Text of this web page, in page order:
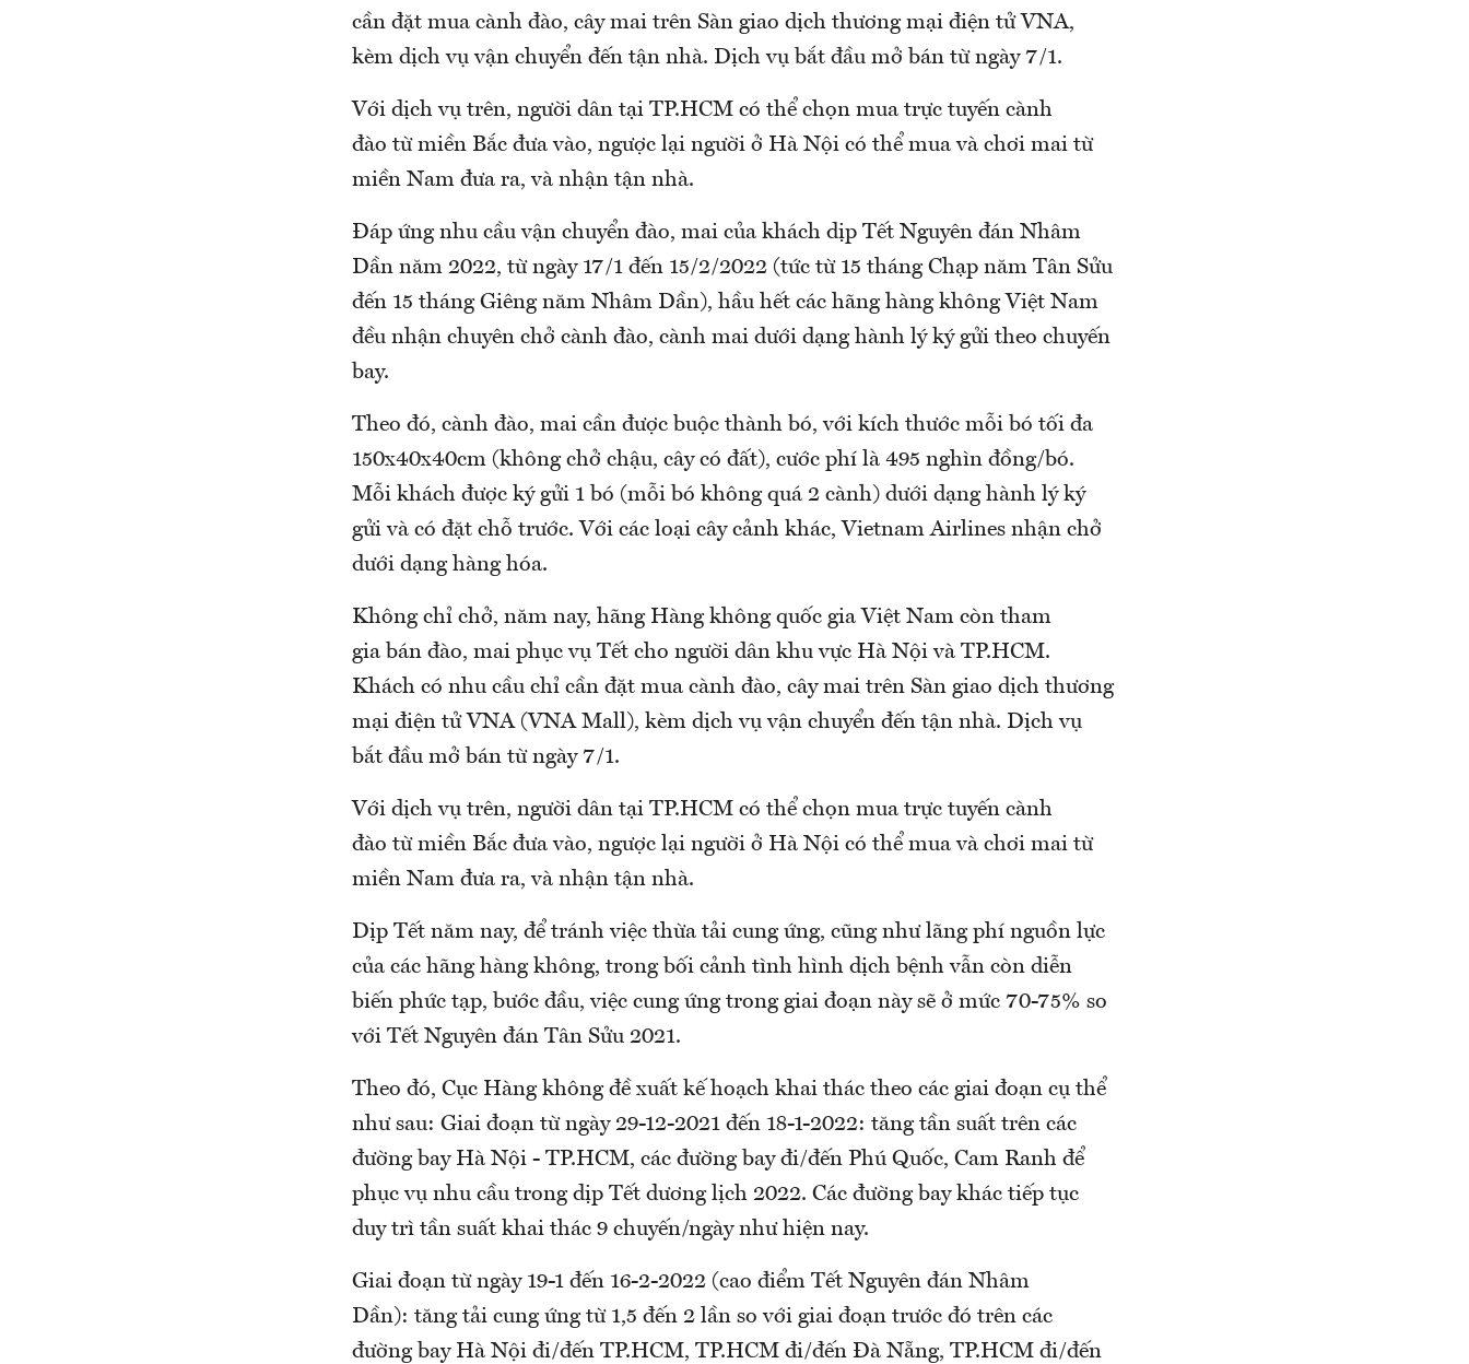
cần đặt mua cành đào, cây mai trên Sàn giao dịch thương mại điện tử VNA,
kèm dịch vụ vận chuyển đến tận nhà. Dịch vụ bắt đầu mở bán từ ngày 7/1.
Với dịch vụ trên, người dân tại TP.HCM có thể chọn mua trực tuyến cành
đào từ miền Bắc đưa vào, ngược lại người ở Hà Nội có thể mua và chơi mai từ
miền Nam đưa ra, và nhận tận nhà.
Đáp ứng nhu cầu vận chuyển đào, mai của khách dịp Tết Nguyên đán Nhâm
Dần năm 2022, từ ngày 17/1 đến 15/2/2022 (tức từ 15 tháng Chạp năm Tân Sửu
đến 15 tháng Giêng năm Nhâm Dần), hầu hết các hãng hàng không Việt Nam
đều nhận chuyên chở cành đào, cành mai dưới dạng hành lý ký gửi theo chuyến
bay.
Theo đó, cành đào, mai cần được buộc thành bó, với kích thước mỗi bó tối đa
150x40x40cm (không chở chậu, cây có đất), cước phí là 495 nghìn đồng/bó.
Mỗi khách được ký gửi 1 bó (mỗi bó không quá 2 cành) dưới dạng hành lý ký
gửi và có đặt chỗ trước. Với các loại cây cảnh khác, Vietnam Airlines nhận chở
dưới dạng hàng hóa.
Không chỉ chở, năm nay, hãng Hàng không quốc gia Việt Nam còn tham
gia bán đào, mai phục vụ Tết cho người dân khu vực Hà Nội và TP.HCM.
Khách có nhu cầu chỉ cần đặt mua cành đào, cây mai trên Sàn giao dịch thương
mại điện tử VNA (VNA Mall), kèm dịch vụ vận chuyển đến tận nhà. Dịch vụ
bắt đầu mở bán từ ngày 7/1.
Với dịch vụ trên, người dân tại TP.HCM có thể chọn mua trực tuyến cành
đào từ miền Bắc đưa vào, ngược lại người ở Hà Nội có thể mua và chơi mai từ
miền Nam đưa ra, và nhận tận nhà.
Dịp Tết năm nay, để tránh việc thừa tải cung ứng, cũng như lãng phí nguồn lực
của các hãng hàng không, trong bối cảnh tình hình dịch bệnh vẫn còn diễn
biến phức tạp, bước đầu, việc cung ứng trong giai đoạn này sẽ ở mức 70-75% so
với Tết Nguyên đán Tân Sửu 2021.
Theo đó, Cục Hàng không đề xuất kế hoạch khai thác theo các giai đoạn cụ thể
như sau: Giai đoạn từ ngày 29-12-2021 đến 18-1-2022: tăng tần suất trên các
đường bay Hà Nội - TP.HCM, các đường bay đi/đến Phú Quốc, Cam Ranh để
phục vụ nhu cầu trong dịp Tết dương lịch 2022. Các đường bay khác tiếp tục
duy trì tần suất khai thác 9 chuyến/ngày như hiện nay.
Giai đoạn từ ngày 19-1 đến 16-2-2022 (cao điểm Tết Nguyên đán Nhâm
Dần): tăng tải cung ứng từ 1,5 đến 2 lần so với giai đoạn trước đó trên các
đường bay Hà Nội đi/đến TP.HCM, TP.HCM đi/đến Đà Nẵng, TP.HCM đi/đến